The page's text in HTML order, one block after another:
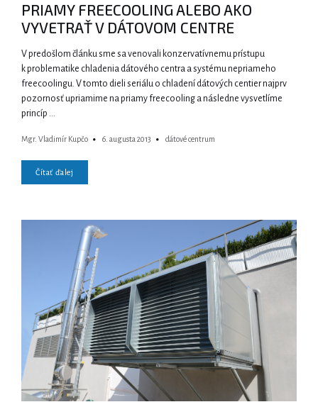
PRIAMY FREECOOLING ALEBO AKO
VYVETRAŤ V DÁTOVOM CENTRE
V predošlom článku sme sa venovali konzervatívnemu prístupu
k problematike chladenia dátového centra a systému nepriameho
freecoolingu. V tomto dieli seriálu o chladení dátových centier najprv
pozornosť upriamime na priamy freecooling a následne vysvetlíme
princíp …
Mgr. Vladimír Kupčo 6. augusta 2013 dátové centrum
Čítať ďalej